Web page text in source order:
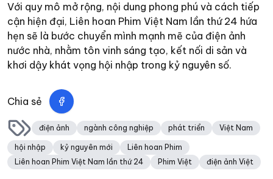
Với quy mô mở rộng, nội dung phong phú và cách tiếp
cận hiện đại, Liên hoan Phim Việt Nam lần thứ 24 hứa
hẹn sẽ là bước chuyển mình mạnh mẽ của điện ảnh
nước nhà, nhằm tôn vinh sáng tạo, kết nối di sản và
khơi dậy khát vọng hội nhập trong kỷ nguyên số.
Chia sẻ
điện ảnh ngành công nghiệp phát triển Việt Nam
hội nhập kỷ nguyên mới
Liên hoan Phim
Liên hoan Phim Việt Nam lần thứ 24
Phim Việt điện ảnh Việt